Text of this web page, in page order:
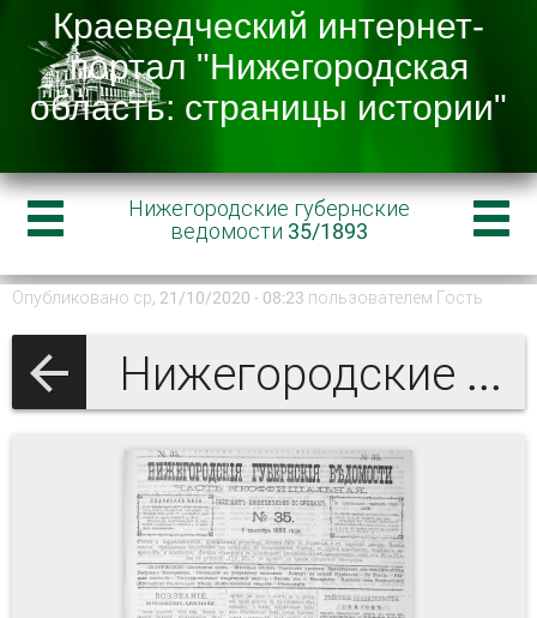
Нижегородские губернские
ведомости 35/1893
Опубликовано ср, 21/10/2020 - 08:23 пользователем Гость
Нижегородские губернские ведомости 1893